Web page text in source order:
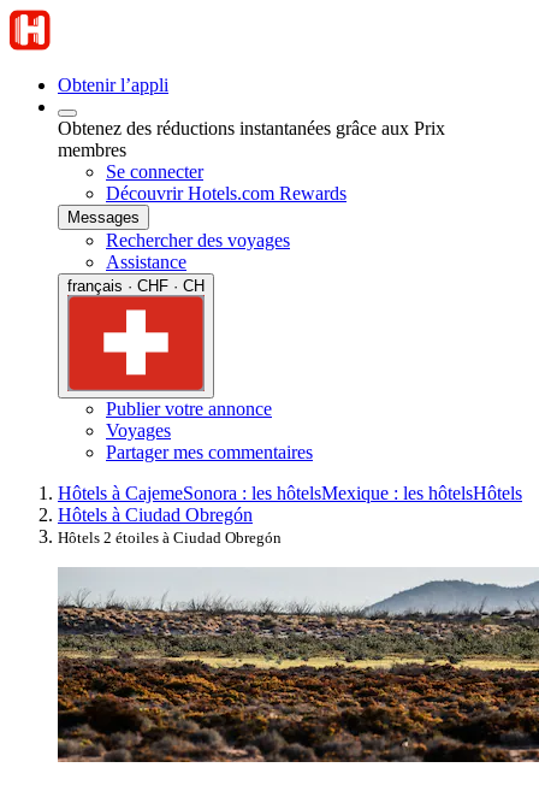
Obtenir l’appli
Obtenez des réductions instantanées grâce aux Prix
membres
Se connecter
Découvrir Hotels.com Rewards
Messages
Rechercher des voyages
Assistance
français · CHF · CH
Publier votre annonce
Voyages
Partager mes commentaires
Hôtels à CajemeSonora : les hôtelsMexique : les hôtelsHôtels
Hôtels à Ciudad Obregón
Hôtels 2 étoiles à Ciudad Obregón